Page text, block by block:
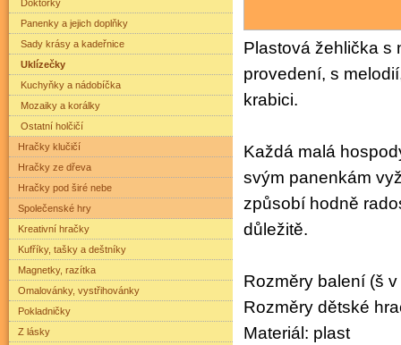
Plastová žehlička s
provedení, s
krabici.
Každá malá
svým panenkám
způsobí hodně
důležitě.
Rozměry balení (š
Rozměry dětské
Materiál: plast
Doktorky
Panenky a jejich doplňky
Sady krásy a kadeřnice
Uklízečky
Kuchyňky a nádobíčka
Mozaiky a korálky
Ostatní holčičí
Hračky klučičí
Hračky ze dřeva
Hračky pod širé nebe
Společenské hry
Kreativní hračky
Kufříky, tašky a deštníky
Magnetky, razítka
Omalovánky, vystřihovánky
Pokladničky
Z lásky